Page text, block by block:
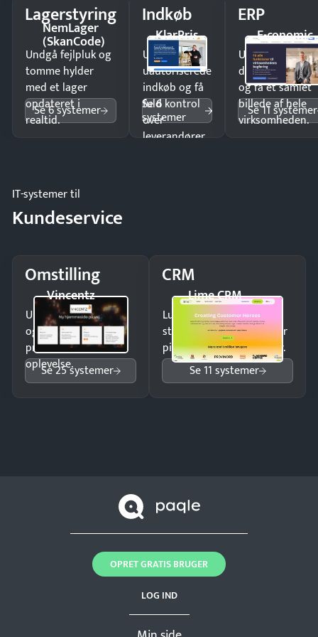
Lagerstyring
NemLager
(SkanCode)
Undgå fejlpluk og
tomme hylder
med et lager
opdateret i
realtid.
Se 6 systemer
Indkøb
KlarPris
Undgå
uautoriserede
indkøb og få
fuld kontrol
over
leverandører
Se 6
systemer
ERP
E-conomic
Undgå
og få ét samlet
billede af hele
virksomheden.
Se 11 systemer
IT-systemer til
Kundeservice
Omstilling
Vincentz
Undgå tabte opkald
og giv kunderne en
professionel
oplevelse.
Se 25 systemer
CRM
Lime CRM
Luk flere salg med et
struktureret overblik over
pipeline og opfølgninger.
Se 11 systemer
LOG IND
OPRET GRATIS BRUGER